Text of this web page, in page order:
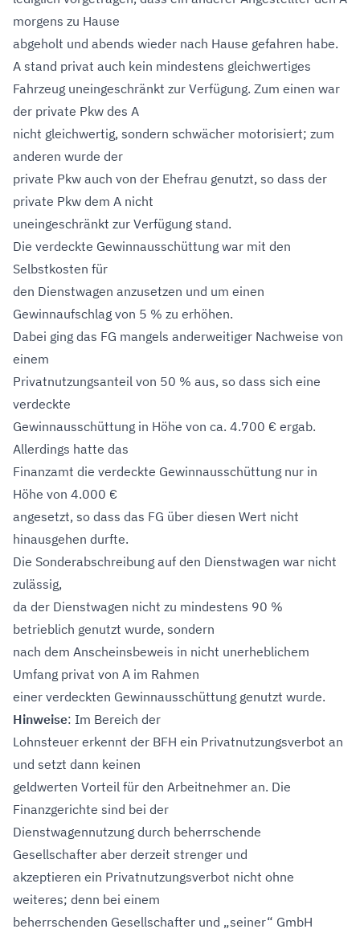
morgens zu Hause
abgeholt und abends wieder nach Hause gefahren habe.
A stand privat auch kein mindestens gleichwertiges
Fahrzeug uneingeschränkt zur Verfügung. Zum einen war
der private Pkw des A
nicht gleichwertig, sondern schwächer motorisiert; zum
anderen wurde der
private Pkw auch von der Ehefrau genutzt, so dass der
private Pkw dem A nicht
uneingeschränkt zur Verfügung stand.
Die verdeckte Gewinnausschüttung war mit den
Selbstkosten für
den Dienstwagen anzusetzen und um einen
Gewinnaufschlag von 5 % zu erhöhen.
Dabei ging das FG mangels anderweitiger Nachweise von
einem
Privatnutzungsanteil von 50 % aus, so dass sich eine
verdeckte
Gewinnausschüttung in Höhe von ca. 4.700 € ergab.
Allerdings hatte das
Finanzamt die verdeckte Gewinnausschüttung nur in
Höhe von 4.000 €
angesetzt, so dass das FG über diesen Wert nicht
hinausgehen durfte.
Die Sonderabschreibung auf den Dienstwagen war nicht
zulässig,
da der Dienstwagen nicht zu mindestens 90 %
betrieblich genutzt wurde, sondern
nach dem Anscheinsbeweis in nicht unerheblichem
Umfang privat von A im Rahmen
einer verdeckten Gewinnausschüttung genutzt wurde.
Hinweise: Im Bereich der
Lohnsteuer erkennt der BFH ein Privatnutzungsverbot an
und setzt dann keinen
geldwerten Vorteil für den Arbeitnehmer an. Die
Finanzgerichte sind bei der
Dienstwagennutzung durch beherrschende
Gesellschafter aber derzeit strenger und
akzeptieren ein Privatnutzungsverbot nicht ohne
weiteres; denn bei einem
beherrschenden Gesellschafter und „seiner“ GmbH